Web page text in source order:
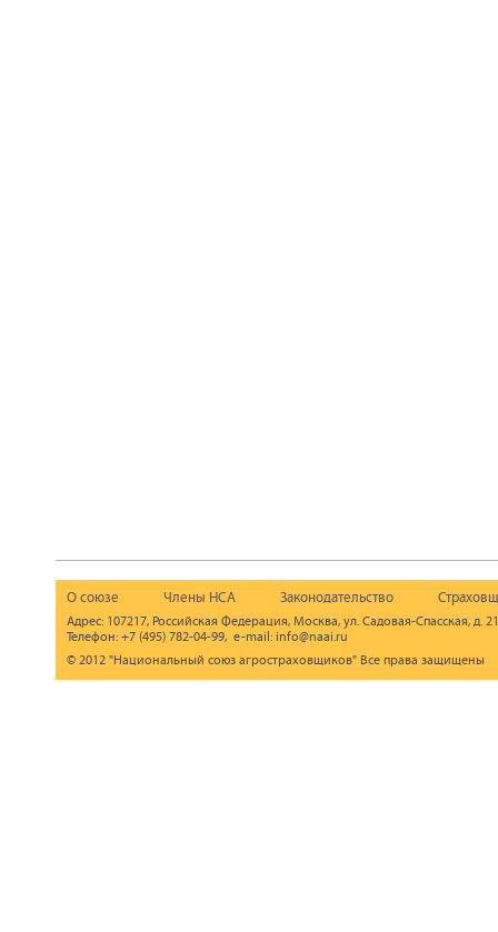
О союзе Члены НСА Законодательство
Адрес: 107217, Российская Федерация, Москва, ул. Садовая-Спасская, д.
Телефон: +7 (495) 782-04-99, e-mail: info@naai.ru
© 2012 "Национальный союз агростраховщиков" Все права защищены